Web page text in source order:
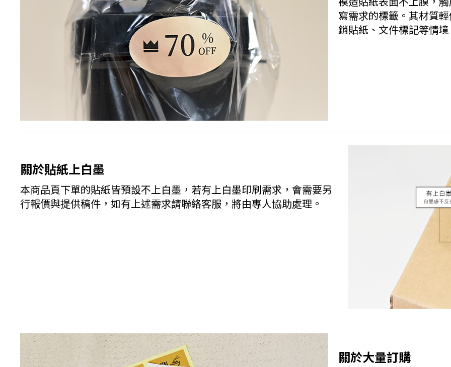
寫需求的標籤。其材質
銷貼紙、文件標記等情
關於貼紙上白墨
本商品頁下單的貼紙皆預設不上白墨，若有上白墨印刷需求，會需要另
行報價與提供稿件，如有上述需求請聯絡客服，將由專人協助處理。
關於大量訂購